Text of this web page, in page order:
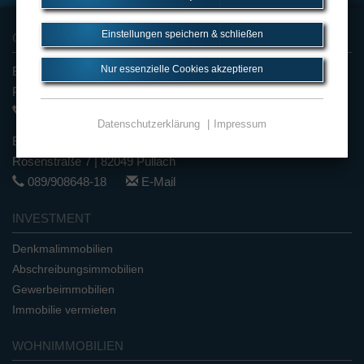
G&P FINANZSERVICE GMBH
Büro Ingolstadt
Paul-Klee-Str. 64 a | 85053 Ingolstadt
Büro Pullach
Rosenstraße 7 | 82049 Pullach
089/908648-18
E-Mail
INVESTMENT
Denkmalimmobilien
Abschreibungsimmobilien
Gewerbeimmobilien
Immobilie vermieten
WOHNIMMOBILIEN
Einstellungen speichern & schließen
Nur essenzielle Cookies akzeptieren
Datenschutzerklärung Impressum